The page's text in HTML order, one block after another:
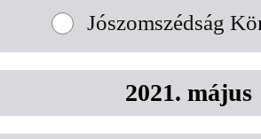
Jószomszédság
2021. május